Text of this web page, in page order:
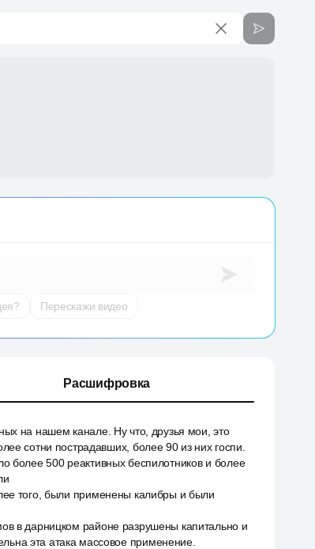
Перескажи видео
Расшифровка
на нашем канале. Ну что, друзья мои, это
сотни пострадавших, более 90 из них госпи.
более 500 реактивных беспилотников и более
того, были применены калибры и были
в дарницком районе разрушены капитально и
эта атака массовое применение.